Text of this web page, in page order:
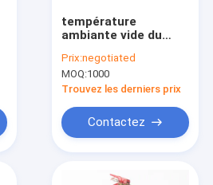
température
ambiante vide du
d'extincteur 5l
Prix:negotiated
MOQ:1000
Trouvez les derniers prix
Contactez